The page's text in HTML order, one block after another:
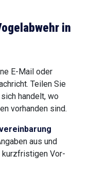
in
E-Mail oder
Teilen Sie
handelt, wo
vorhanden sind.
aus und
kurzfristigen Vor-